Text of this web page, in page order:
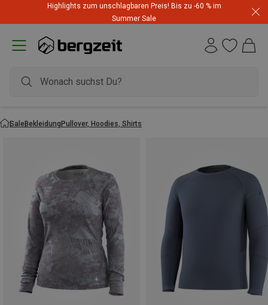
Highlights zum unschlagbaren Preis! Bis zu -60 % im
Summer Sale
SaleBekleidungPullover, Hoodies, Shirts